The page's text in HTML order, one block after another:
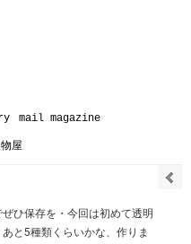
mail magazine
屋
ひ保存を︎・今回は初めて透明
と5種類くらいかな、作りま